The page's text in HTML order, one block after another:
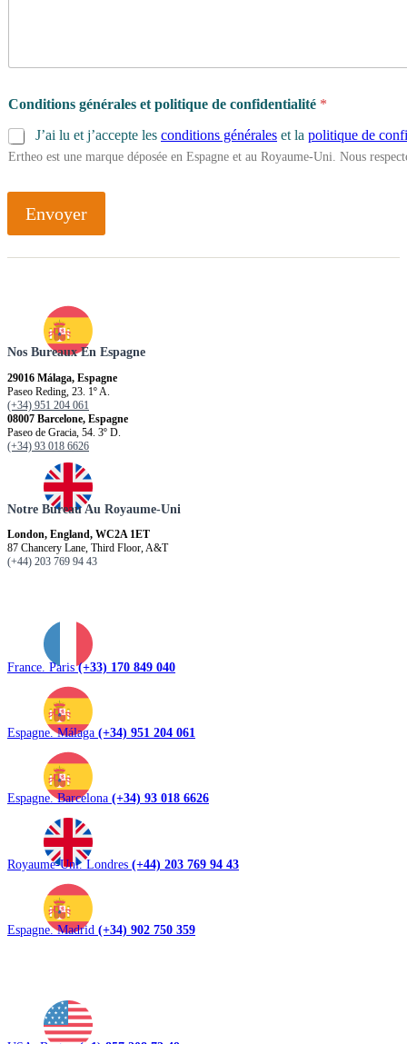
Conditions générales et politique de confidentialité *
J’ai lu et j’accepte les conditions générales et la politique de
Ertheo est une marque déposée en Espagne et au Royaume-Uni. Nous
Envoyer
Nos Bureaux En Espagne
29016 Málaga, Espagne
Paseo Reding, 23. 1º A.
(+34) 951 204 061
08007 Barcelone, Espagne
Paseo de Gracia, 54. 3º D.
(+34) 93 018 6626
Notre Bureau Au Royaume-Uni
London, England, WC2A 1ET
87 Chancery Lane, Third Floor, A&T
(+44) 203 769 94 43
France. Paris(+33) 170 849 040
Espagne. Málaga (+34) 951 204 061
Espagne. Barcelona (+34) 93 018 6626
Royaume-Uni. Londres (+44) 203 769 94 43
Espagne. Madrid (+34) 902 750 359